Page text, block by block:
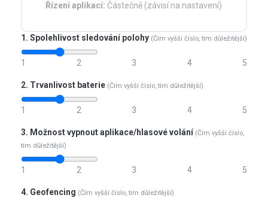
Řízení aplikací: Částečně (závisí na nastavení)
1. Spolehlivost sledování polohy (Čím vyšší číslo, tím důležitější)
1 2 3 4 5
2. Trvanlivost baterie (Čím vyšší číslo, tím důležitější)
1 2 3 4 5
3. Možnost vypnout aplikace/hlasové volání (Čím vyšší číslo,
tím důležitější)
1 2 3 4 5
4. Geofencing (Čím vyšší číslo, tím důležitější)